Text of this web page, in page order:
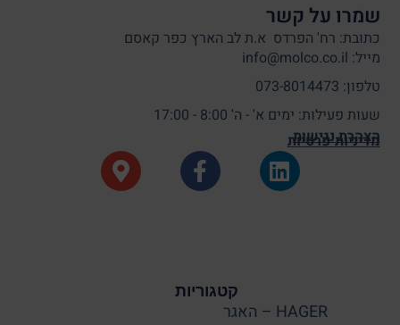
קטגוריות
HAGER – האגר
שמרו על קשר
כתובת: רח' הפרדס א.ת לב הארץ כפר קאסם
מייל: info@molco.co.il
טלפון: 073-8014473
שעות פעילות: ימים א' - ה' 8:00 - 17:00
הצהרת נגישות
מדיניות פרטיות